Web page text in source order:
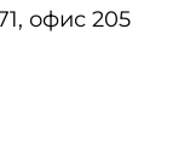
офис 205